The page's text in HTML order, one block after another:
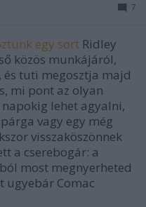
7
egy sort Ridley
közös munkájáról,
tuti megosztja majd
mi pont az olyan
lehet agyalni,
vagy egy még
visszaköszönnek
a cserebogár: a
most megnyerheted
ugyebár Comac